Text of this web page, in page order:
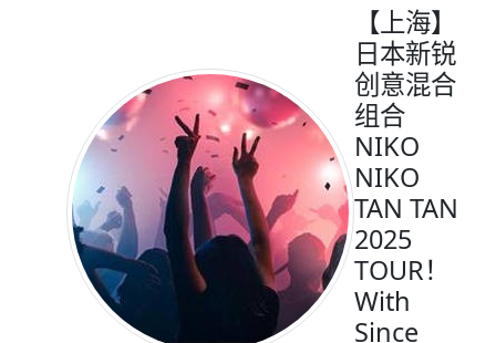
【上海】
日本新锐
创意混合
组合
NIKO
NIKO
TAN TAN
2025
TOUR！
With
Since